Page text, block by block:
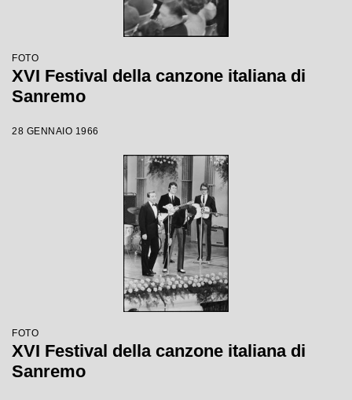
FOTO
XVI Festival della canzone italiana di
Sanremo
28 GENNAIO 1966
FOTO
XVI Festival della canzone italiana di
Sanremo